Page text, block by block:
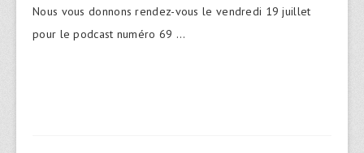
Nous vous donnons rendez-vous le vendredi 19 juillet
pour le podcast numéro 69 …